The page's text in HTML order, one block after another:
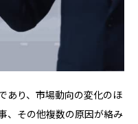
あり、市場動向の変化のほ
、その他複数の原因が絡み